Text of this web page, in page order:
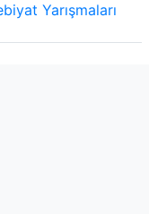
Yarışmaları